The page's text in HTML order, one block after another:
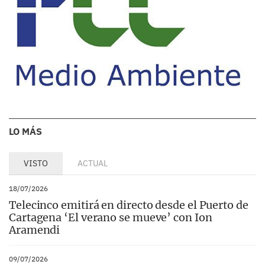
LO MÁS
VISTO ACTUAL
18/07/2026
Telecinco emitirá en directo desde el Puerto de
Cartagena ‘El verano se mueve’ con Ion
Aramendi
09/07/2026